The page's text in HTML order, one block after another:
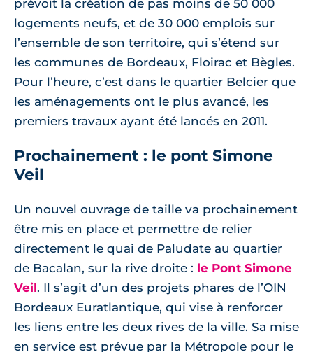
prévoit la création de pas moins de 50 000
logements neufs, et de 30 000 emplois sur
l’ensemble de son territoire, qui s’étend sur
les communes de Bordeaux, Floirac et Bègles.
Pour l’heure, c’est dans le quartier Belcier que
les aménagements ont le plus avancé, les
premiers travaux ayant été lancés en 2011.
Prochainement : le pont Simone
Veil
Un nouvel ouvrage de taille va prochainement
être mis en place et permettre de relier
directement le quai de Paludate au quartier
de Bacalan, sur la rive droite : le Pont Simone
Veil. Il s’agit d’un des projets phares de l’OIN
Bordeaux Euratlantique, qui vise à renforcer
les liens entre les deux rives de la ville. Sa mise
en service est prévue par la Métropole pour le